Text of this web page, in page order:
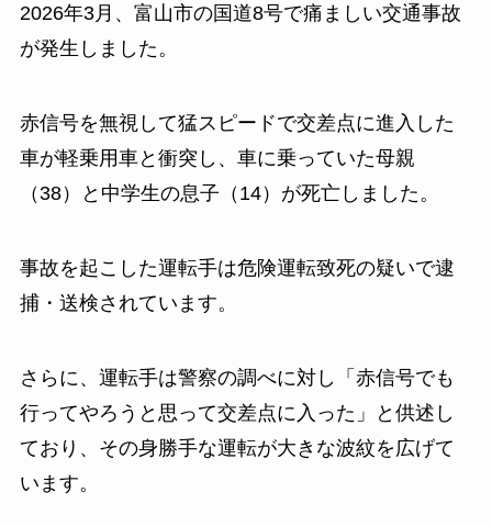
2026年3月、富山市の国道8号で痛ましい交通事故
が発生しました。
赤信号を無視して猛スピードで交差点に進入した
車が軽乗用車と衝突し、車に乗っていた母親
（38）と中学生の息子（14）が死亡しました。
事故を起こした運転手は危険運転致死の疑いで逮
捕・送検されています。
さらに、運転手は警察の調べに対し「赤信号でも
行ってやろうと思って交差点に入った」と供述し
ており、その身勝手な運転が大きな波紋を広げて
います。